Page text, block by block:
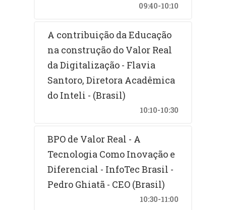
09:40-10:10
A contribuição da Educação
na construção do Valor Real
da Digitalização - Flavia
Santoro, Diretora Acadêmica
do Inteli - (Brasil)
10:10-10:30
BPO de Valor Real - A
Tecnologia Como Inovação e
Diferencial - InfoTec Brasil -
Pedro Ghiatã - CEO (Brasil)
10:30-11:00